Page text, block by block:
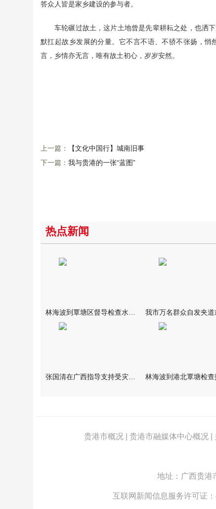
答众人皆是家乡建设的参与者。
车轮碾过故土，这片土地曾是先辈耕耘之处，也洒
默扛起故乡发展的分量。它不言不语、不骄不张扬，
言，乡情亦无言，唯有故土初心，岁岁安然。
上一篇：
【文化中国行】城南旧事
下一篇： 我与贵港的一张“蓝图”
热点新闻
贵港市概况 贵港市融媒体中心概况
地址：广西贵
互联网新闻信息服务许可证